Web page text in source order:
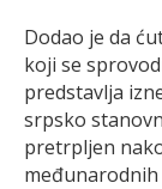
Dodao je da
koji se
predstavlja
srpsko
pretrpljen